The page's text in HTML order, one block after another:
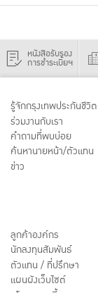
หนังสือรับรอง
การชำระเบี้ยฯ
รู้จักกรุงเทพประกันชีวิต
ร่วมงานกับเรา
คำถามที่พบบ่อย
ค้นหานายหน้า/ตัวแทน
ข่าว
ลูกค้าองค์กร
นักลงทุนสัมพันธ์
ตัวแทน / ที่ปรึกษา
แผนผังเว็บไซต์